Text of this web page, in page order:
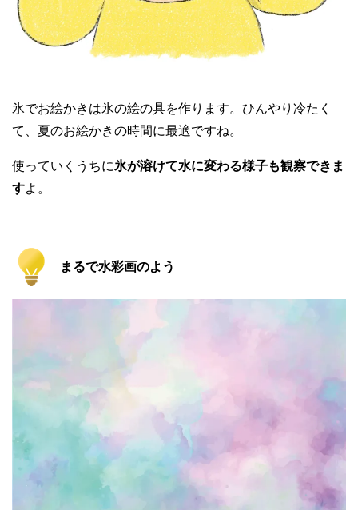
氷でお絵かきは氷の絵の具を作ります。ひんやり冷たく
て、夏のお絵かきの時間に最適ですね。
使っていくうちに氷が溶けて水に変わる様子も観察できま
すよ。
まるで水彩画のよう